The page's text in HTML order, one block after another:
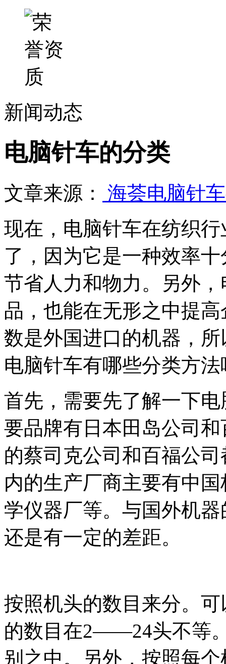
新闻动态
电脑针车的分类
文章来源：
海荟电脑针
现在，电脑针车在纺织
了，因为它是一种效率
节省人力和物力。另外
品，也能在无形之中提
数是外国进口的机器，
电脑针车有哪些分类方法
首先，需要先了解一下
要品牌有日本田岛公司
的蔡司克公司和百福公
内的生产厂商主要有中
学仪器厂等。与国外机
还是有一定的差距。
按照机头的数目来分。
的数目在2——24头不等
别之中。另外，按照每